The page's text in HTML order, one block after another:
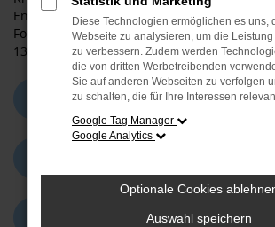
EnVKV in der jeweils geltenden Fassung):
Ford Tourneo Connect: 5,2 – 4,5
138 – 118 g/km (kombiniert); CO2-
Fahrzeugdetails
Konfigurator
Diese Technologien ermöglichen es uns,
Webseite zu analysieren, um die
zu verbessern. Zudem werden
die von dritten Werbetreibenden
Sie auf anderen Webseiten zu verfolgen
zu schalten, die für Ihre Interessen
Google Tag Manager
Google Analytics
Optionale Cookies
Auswahl speichern